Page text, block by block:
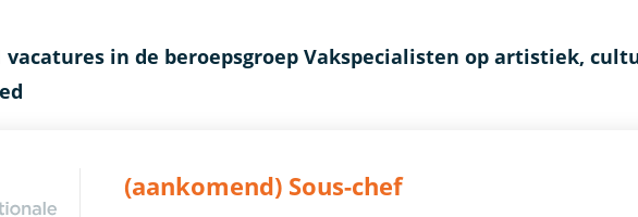
vacatures in de beroepsgroep Vakspecialisten op artistiek,
(aankomend) Sous-chef